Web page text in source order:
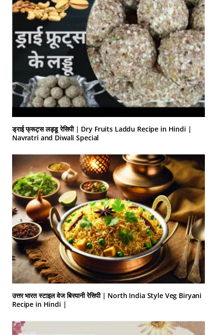
ड्राई फ्रूट्स लड्डू रेसिपी | Dry Fruits Laddu Recipe in Hindi |
Navratri and Diwali Special
उत्तर भारत स्टाइल वेज बिरयानी रेसिपी | North India Style Veg Biryani
Recipe in Hindi |